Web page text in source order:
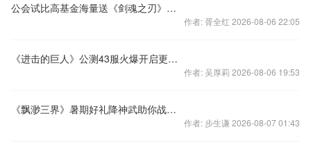
公会试比高基金海量送《剑魂之刃》邀你来战
作者: 胥全红 2026-08-06 22:05
《进击的巨人》公测43服火爆开启更多精彩来袭
作者: 吴厚莉 2026-08-06 19:53
《飘渺三界》暑期好礼降神武助你战三界
作者: 步生谦 2026-08-07 01:43